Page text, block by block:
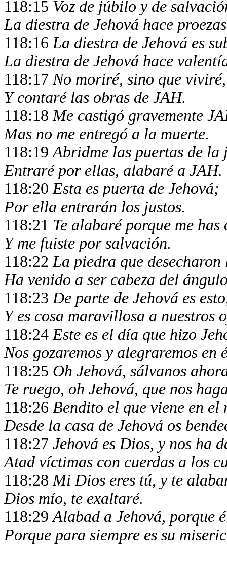
118:15 Voz de júbilo y de
La diestra de Jehová hace
118:16La diestra de Jehová es
La diestra de Jehová hace
118:17No moriré, sino que viviré,
Y contaré las obras de JAH.
118:18Me castigó gravemente
Mas no me entregó a la muerte.
118:19Abridme las puertas de la
Entraré por ellas, alabaré a JAH.
118:20Esta es puerta de Jehová;
Por ella entrarán los justos.
118:21 Te alabaré porque me has
Y me fuiste por salvación.
118:22La piedra que
Ha venido a ser cabeza del
118:23De parte de Jehová es
Y es cosa maravillosa a nuestros
118:24Este es el día que hizo
Nos gozaremos y alegraremos en
118:25 Oh Jehová, sálvanos
Te ruego, oh Jehová, que nos
118:26 Bendito el que viene en el
Desde la casa de Jehová os
118:27 Jehová es Dios, y nos ha
Atad víctimas con cuerdas a los
118:28Mi Dios eres tú, y te
Dios mío, te exaltaré.
118:29Alabad a Jehová, porque
Porque para siempre es su